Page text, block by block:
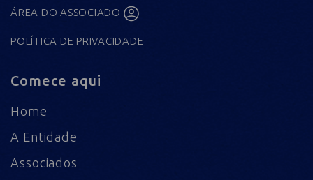
ÁREA DO ASSOCIADO
POLÍTICA DE PRIVACIDADE
Comece aqui
Home
A Entidade
Associados